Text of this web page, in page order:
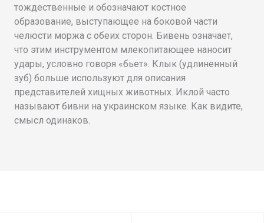
тождественные и обозначают костное
образование, выступающее на боковой части
челюсти моржа с обеих сторон. Бивень означает,
что этим инструментом млекопитающее наносит
удары, условно говоря «бьет». Клык (удлиненный
зуб) больше используют для описания
представителей хищных животных. Иклой часто
называют бивни на украинском языке. Как видите,
смысл одинаков.